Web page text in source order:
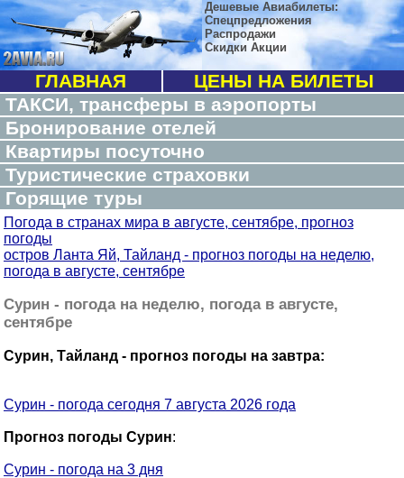
Дешевые Авиабилеты:
Спецпредложения
Распродажи
Скидки Акции
ГЛАВНАЯ
ЦЕНЫ НА БИЛЕТЫ
ТАКСИ, трансферы в аэропорты
Бронирование отелей
Квартиры посуточно
Туристические страховки
Горящие туры
Погода в странах мира в августе, сентябре, прогноз
погоды
остров Ланта Яй, Тайланд - прогноз погоды на неделю,
погода в августе, сентябре
Сурин - погода на неделю, погода в августе,
сентябре
Сурин, Тайланд - прогноз погоды на завтра:
Сурин - погода сегодня 7 августа 2026 года
Прогноз погоды Сурин:
Сурин - погода на 3 дня